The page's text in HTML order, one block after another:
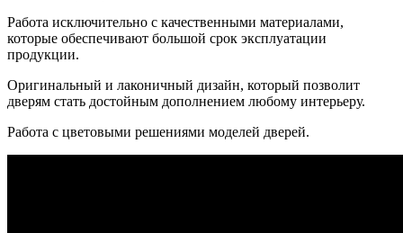
Работа исключительно с качественными материалами,
которые обеспечивают большой срок эксплуатации
продукции.
Оригинальный и лаконичный дизайн, который позволит
дверям стать достойным дополнением любому интерьеру.
Работа с цветовыми решениями моделей дверей.